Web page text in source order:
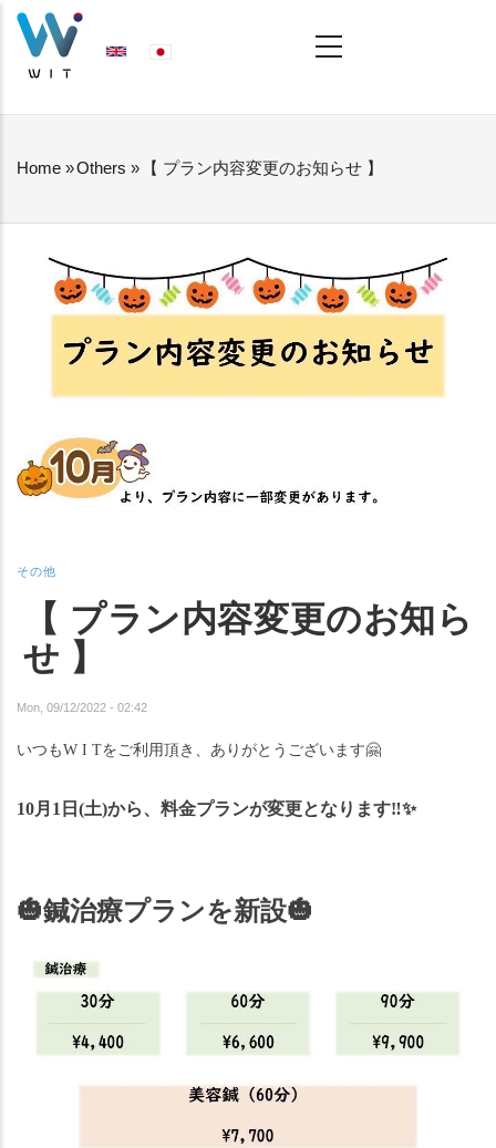
Skip
NAVIGATION
BREADCRUMB
Home »Others » 【 プラン内容変更のお知らせ 】
その他
【 プラン内容変更のお知ら
せ 】
Mon, 09/12/2022 - 02:42
いつもW I Tをご利用頂き、ありがとうございます🤗
10月1日(土)から、料金プランが変更となります‼︎✨
🎃鍼治療プランを新設🎃